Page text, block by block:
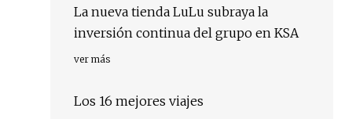
La nueva tienda LuLu subraya la
inversión continua del grupo en KSA
ver más
Los 16 mejores viajes